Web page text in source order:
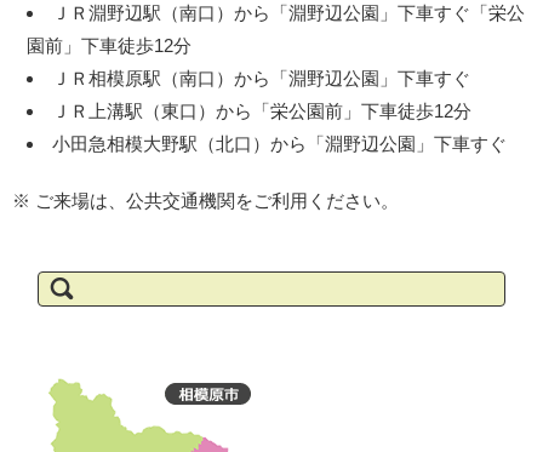
ＪＲ淵野辺駅（南口）から「淵野辺公園」下車すぐ「栄公
園前」下車徒歩12分
ＪＲ相模原駅（南口）から「淵野辺公園」下車すぐ
ＪＲ上溝駅（東口）から「栄公園前」下車徒歩12分
小田急相模大野駅（北口）から「淵野辺公園」下車すぐ
※ ご来場は、公共交通機関をご利用ください。
索: